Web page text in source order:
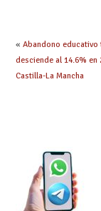
« Abandono educativo
desciende al 14.6% en
Castilla-La Mancha